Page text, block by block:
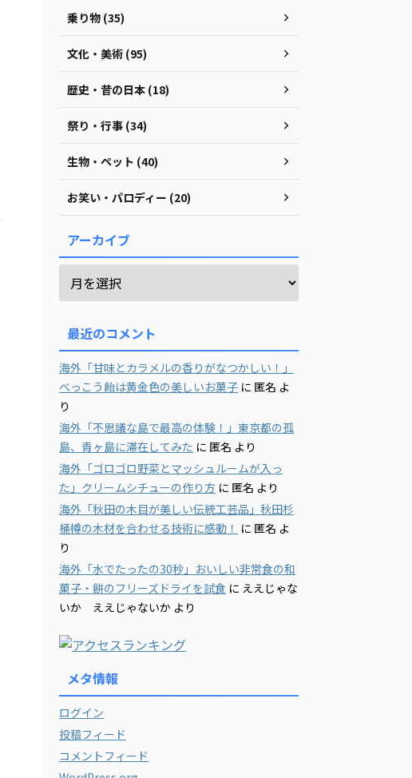
乗り物 (35)
文化・美術 (95)
歴史・昔の日本 (18)
祭り・行事 (34)
生物・ペット (40)
お笑い・パロディー (20)
アーカイブ
最近のコメント
海外「甘味とカラメルの香りがなつかしい！」
べっこう飴は黄金色の美しいお菓子 に 匿名 よ
り
海外「不思議な島で最高の体験！」東京都の孤
島、青ヶ島に滞在してみた に 匿名 より
海外「ゴロゴロ野菜とマッシュルームが入っ
た」クリームシチューの作り方 に 匿名 より
海外「秋田の木目が美しい伝統工芸品」秋田杉
桶樽の木材を合わせる技術に感動！ に 匿名 よ
り
海外「水でたったの30秒」おいしい非常食の和
菓子・餅のフリーズドライを試食 に ええじゃな
いか ええじゃないか より
メタ情報
ログイン
投稿フィード
コメントフィード